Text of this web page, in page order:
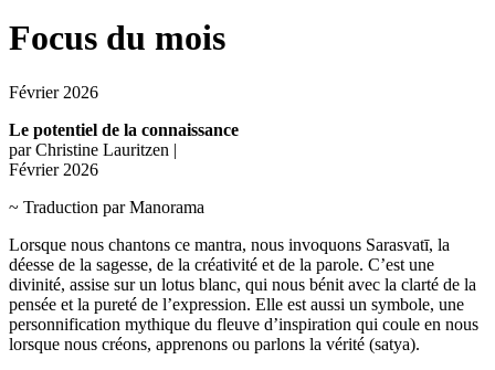
Focus du mois
Février 2026
Le potentiel de la connaissance
par Christine Lauritzen |
Février 2026
~ Traduction par Manorama
Lorsque nous chantons ce mantra, nous invoquons Sarasvatī, la
déesse de la sagesse, de la créativité et de la parole. C’est une
divinité, assise sur un lotus blanc, qui nous bénit avec la clarté de la
pensée et la pureté de l’expression. Elle est aussi un symbole, une
personnification mythique du fleuve d’inspiration qui coule en nous
lorsque nous créons, apprenons ou parlons la vérité (satya).